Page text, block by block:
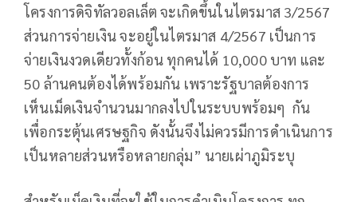
โครงการดิจิทัลวอลเล็ต จะเกิดขึ้นในไตรมาส 3/2567
ส่วนการจ่ายเงิน จะอยู่ในไตรมาส 4/2567 เป็นการ
จ่ายเงินงวดเดียวทั้งก้อน ทุกคนได้ 10,000 บาท และ
50 ล้านคนต้องได้พร้อมกัน เพราะรัฐบาลต้องการ
เห็นเม็ดเงินจำนวนมากลงไปในระบบพร้อมๆ กัน
เพื่อกระตุ้นเศรษฐกิจ ดังนั้นจึงไม่ควรมีการดำเนินการ
เป็นหลายส่วนหรือหลายกลุ่ม” นายเผ่าภูมิระบุ